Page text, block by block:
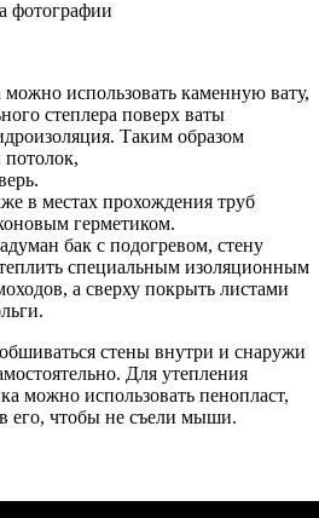
фотографии
использовать каменную вату,
степлера поверх ваты
Таким образом
потолок,
в местах прохождения труб
герметиком.
бак с подогревом, стену
специальным изоляционным
а сверху покрыть листами
стены внутри и снаружи
Для утепления
можно использовать пенопласт,
его, чтобы не съели мыши.